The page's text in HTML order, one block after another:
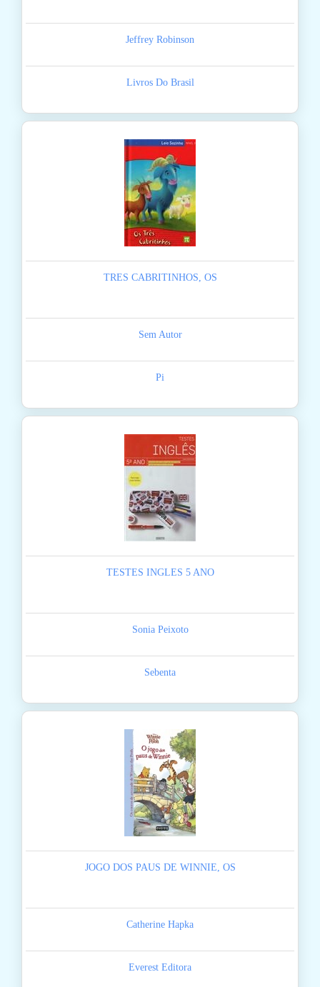
Jeffrey Robinson
Livros Do Brasil
TRES CABRITINHOS, OS
Sem Autor
Pi
TESTES INGLES 5 ANO
Sonia Peixoto
Sebenta
JOGO DOS PAUS DE WINNIE, OS
Catherine Hapka
Everest Editora